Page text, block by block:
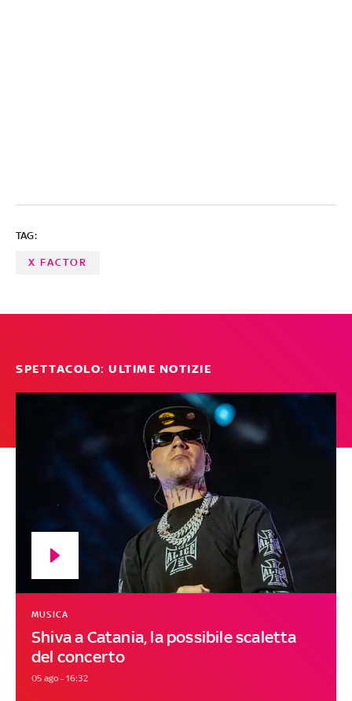
TAG:
X FACTOR
SPETTACOLO: ULTIME NOTIZIE
Shiva a Catania, la possibile scaletta
del concerto
MUSICA
05 ago - 16:32